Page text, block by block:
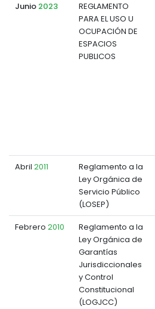
Junio 2023
REGLAMENTO
PARA EL USO U
OCUPACIÓN DE
ESPACIOS
PUBLICOS
Abril 2011
Reglamento a la
Ley Orgánica de
Servicio Público
(LOSEP)
Febrero 2010
Reglamento a la
Ley Orgánica de
Garantías
Jurisdiccionales
y Control
Constitucional
(LOGJCC)